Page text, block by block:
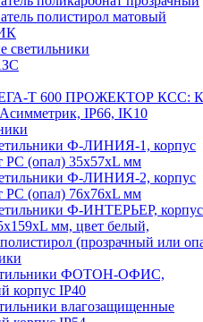
полистирол матовый
светильники
Т 600 ПРОЖЕКТОР КСС:
IP66, IK10
Ф-ЛИНИЯ-1, корпус
РС (опал) 35х57хL мм
Ф-ЛИНИЯ-2, корпус
РС (опал) 76х76хL мм
Ф-ИНТЕРЬЕР, корпус
мм, цвет белый,
полистирол (прозрачный или
ФОТОН-ОФИС,
корпус IP40
влагозащищенные